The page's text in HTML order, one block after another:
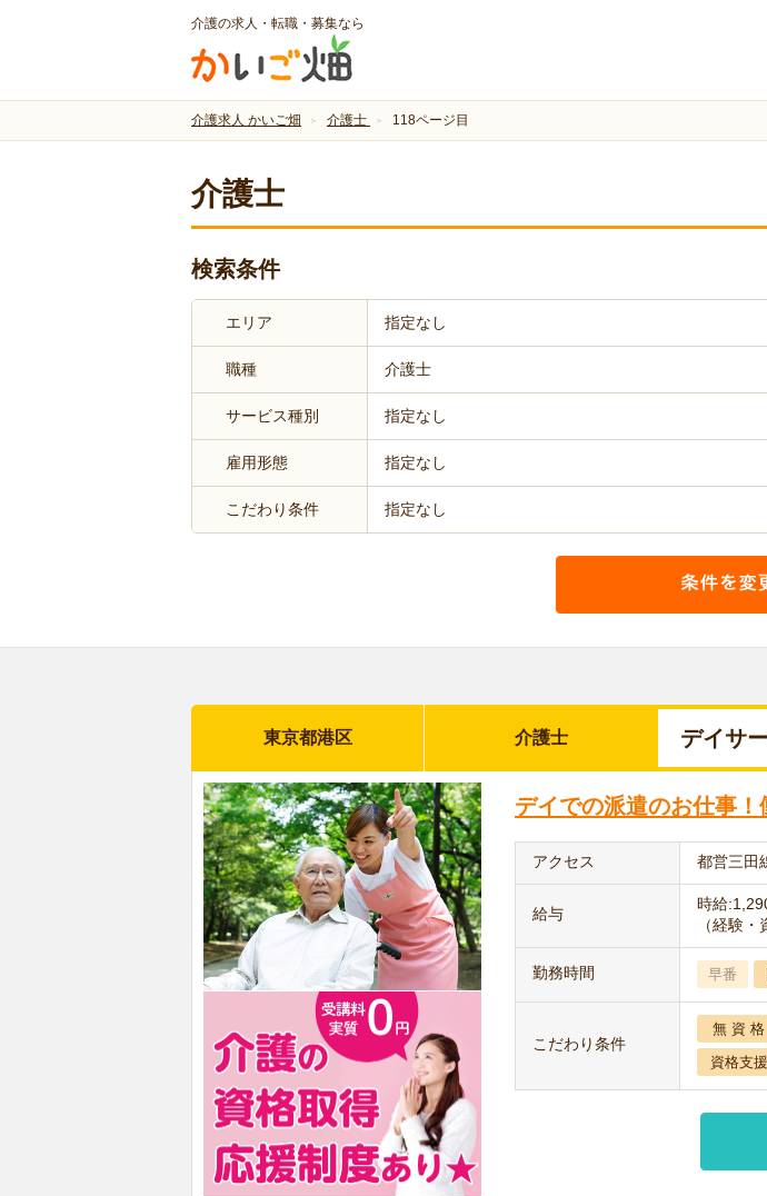
介護の求人・転職・募集なら
介護求人 かいご畑 介護士 118ページ目
介護士
検索条件
エリア 指定なし
職種 介護士
サービス種別 指定なし
雇用形態 指定なし
こだわり条件 指定なし
東京都港区 介護士 デイサ
デイでの派遣のお仕事
アクセス 都営三田
給与
時給
（経験・
勤務時間 早番
こだわり条件
無 資 格
資格支援